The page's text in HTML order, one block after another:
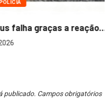
a reação...
publicado. Campos obrigatórios